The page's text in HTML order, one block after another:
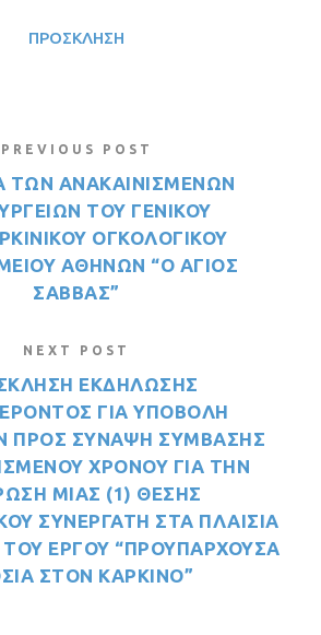
ΠΡΟΣΚΛΗΣΗ
PREVIOUS POST
ΤΩΝ ΑΝΑΚΑΙΝΙΣΜΕΝΩΝ
ΤΟΥ ΓΕΝΙΚΟΥ
ΟΓΚΟΛΟΓΙΚΟΥ
ΑΘΗΝΩΝ “Ο ΑΓΙΟΣ
ΣΑΒΒΑΣ”
NEXT POST
ΕΚΔΗΛΩΣΗΣ
ΓΙΑ ΥΠΟΒΟΛΗ
ΠΡΟΣ ΣΥΝΑΨΗ ΣΥΜΒΑΣΗΣ
ΧΡΟΝΟΥ ΓΙΑ ΤΗΝ
ΜΙΑΣ (1) ΘΕΣΗΣ
ΣΥΝΕΡΓΑΤΗ ΣΤΑ ΠΛΑΙΣΙΑ
ΕΡΓΟΥ “ΠΡΟΥΠΑΡΧΟΥΣΑ
ΣΤΟΝ ΚΑΡΚΙΝΟ”